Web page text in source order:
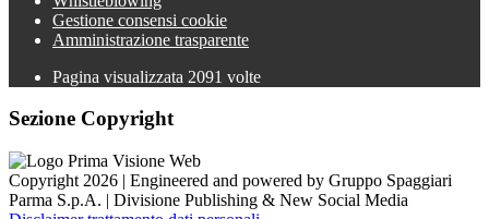
Gestione consensi cookie
Amministrazione trasparente
Pagina visualizzata 2091 volte
Sezione Copyright
Copyright 2026 | Engineered and powered by Gruppo Spaggiari
Parma S.p.A. | Divisione Publishing & New Social Media